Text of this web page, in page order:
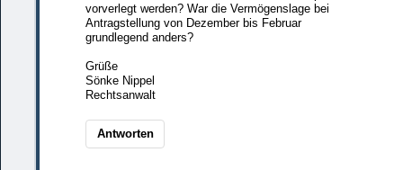
vorverlegt werden? War die Vermögenslage bei
Antragstellung von Dezember bis Februar
grundlegend anders?
Grüße
Sönke Nippel
Rechtsanwalt
Antworten